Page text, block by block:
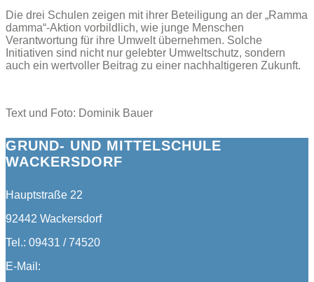
Die drei Schulen zeigen mit ihrer Beteiligung an der „Ramma
damma“-Aktion vorbildlich, wie junge Menschen
Verantwortung für ihre Umwelt übernehmen. Solche
Initiativen sind nicht nur gelebter Umweltschutz, sondern
auch ein wertvoller Beitrag zu einer nachhaltigeren Zukunft.
Text und Foto: Dominik Bauer
GRUND- UND MITTELSCHULE
WACKERSDORF
Hauptstraße 22
92442 Wackersdorf
Tel.: 09431 / 74520
E-Mail: